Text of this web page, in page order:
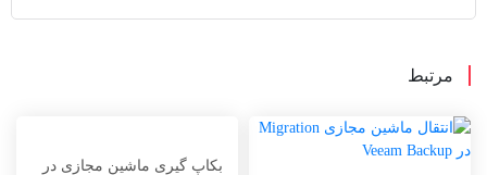
مرتبط
بکاپ گیری ماشین مجازی در